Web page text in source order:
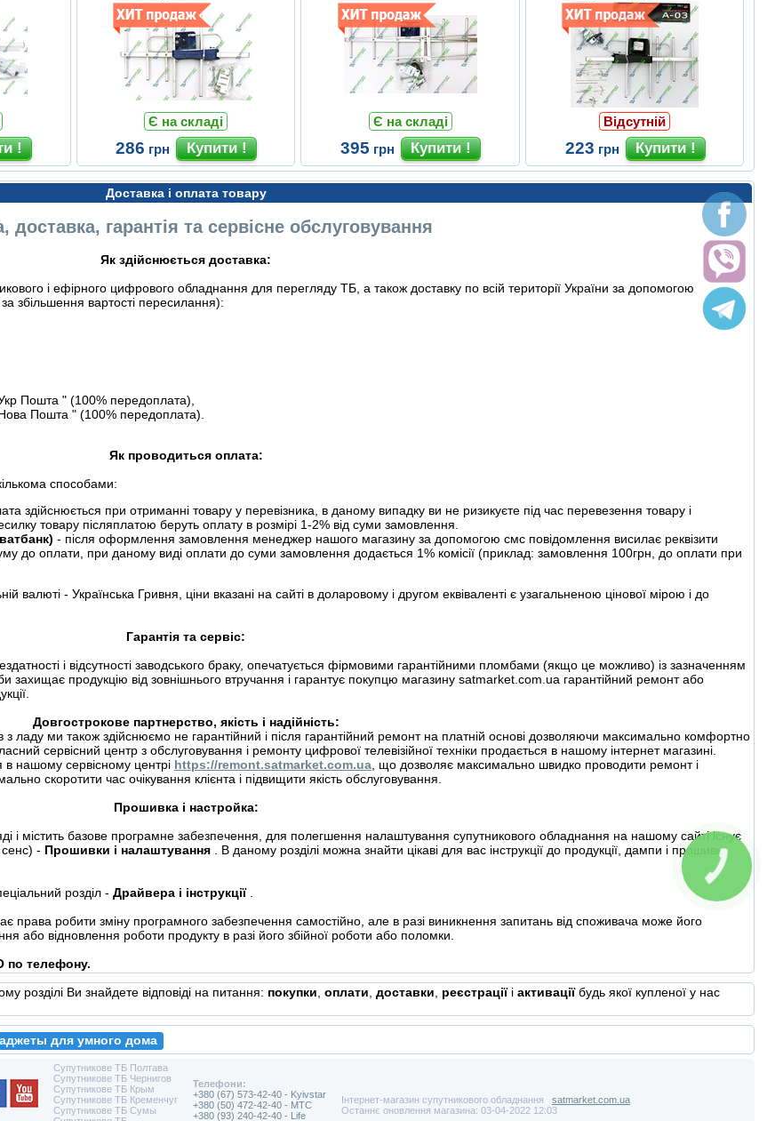
Є на складі
286 грн
Є на складі
395 грн
Відсутній
223 грн
Доставка і оплата товару
доставка, гарантія та сервісне обслуговування
Як здійснюється доставка:
і ефірного цифрового обладнання для перегляду ТБ, а також доставку по всій території України за допомогою
збільшення вартості пересилання):
Пошта " (100% передоплата),
Пошта " (100% передоплата).
Як проводиться оплата:
способами:
здійснюється при отриманні товару у перевізника, в даному випадку ви не ризикуєте під час перевезення товару і
товару післяплатою беруть оплату в розмірі 1-2% від суми замовлення.
- після оформлення замовлення менеджер нашого магазину за допомогою смс повідомлення висилає реквізити
до оплати, при даному виді оплати до суми замовлення додається 1% комісії (приклад: замовлення 100грн, до оплати при
валюті - Українська Гривня, ціни вказані на сайті в доларовому і другом еквіваленті є узагальненою цінової мірою і до
Гарантія та сервіс:
і відсутності заводського браку, опечатується фірмовими гарантійними пломбами (якщо це можливо) із зазначенням
захищає продукцію від зовнішнього втручання і гарантує покупцю магазину satmarket.com.ua гарантійний ремонт або
Довгострокове партнерство, якість і надійність:
з ладу ми також здійснюємо не гарантійний і після гарантійний ремонт на платній основі дозволяючи максимально комфортно
сервісний центр з обслуговування і ремонту цифрової телевізійної техніки продається в нашому інтернет магазині.
в нашому сервісному центрі https://remont.satmarket.com.ua , що дозволяє максимально швидко проводити ремонт і
скоротити час очікування клієнта і підвищити якість обслуговування.
Прошивка і настройка:
і містить базове програмне забезпечення, для полегшення налаштування супутникового обладнання на нашому сайті існує
- Прошивки і налаштування
. В даному розділі можна знайти цікаві для вас інструкції до продукції, дампи і прошивки
розділ - Драйвера і інструкції
права робити зміну програмного забезпечення самостійно, але в разі виникнення запитань від споживача може його
або відновлення роботи продукту в разі його збійної роботи або поломки.
по телефону.
розділі Ви знайдете відповіді на питання: покупки оплати доставки реєстрації і активаціїбудь якої купленої у нас
для умного дома
Супутникове ТБ Полтава
Супутникове ТБ Чернигов
Супутникове ТБ Крым
Супутникове ТБ Кременчуг
Супутникове ТБ Сумы
Телефони:
+380 (67) 573-42-40 - Kyivstar
+380 (50) 472-42-40 - MTC
+380 (93) 240-42-40 - Life
Інтернет-магазин супутникового обладнання satmarket.com.ua
Останнє оновлення магазина: 03-04-2022 12:03
КНОПКА
СВЯЗИ